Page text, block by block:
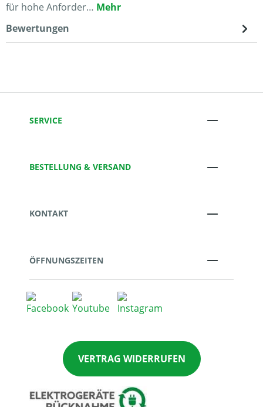
für hohe Anforder… Mehr
Bewertungen
SERVICE
BESTELLUNG & VERSAND
KONTAKT
ÖFFNUNGSZEITEN
VERTRAG WIDERRUFEN